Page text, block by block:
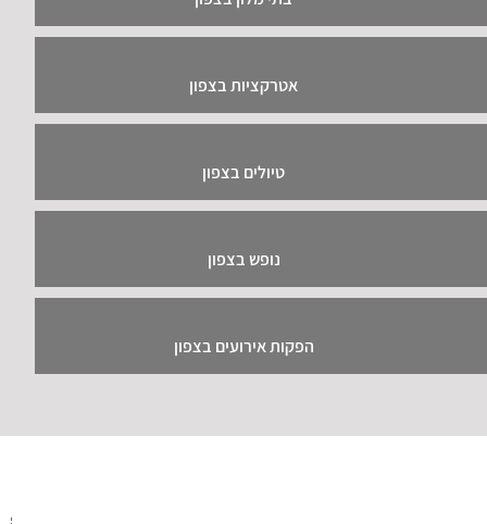
אטרקציות בצפון
טיולים בצפון
נופש בצפון
הפקות אירועים בצפון